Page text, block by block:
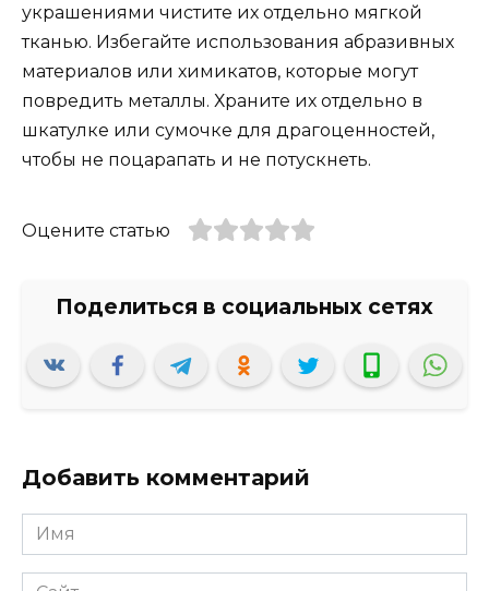
украшениями чистите их отдельно мягкой
тканью. Избегайте использования абразивных
материалов или химикатов, которые могут
повредить металлы. Храните их отдельно в
шкатулке или сумочке для драгоценностей,
чтобы не поцарапать и не потускнеть.
Оцените статью
Добавить комментарий
Имя
*
Сайт